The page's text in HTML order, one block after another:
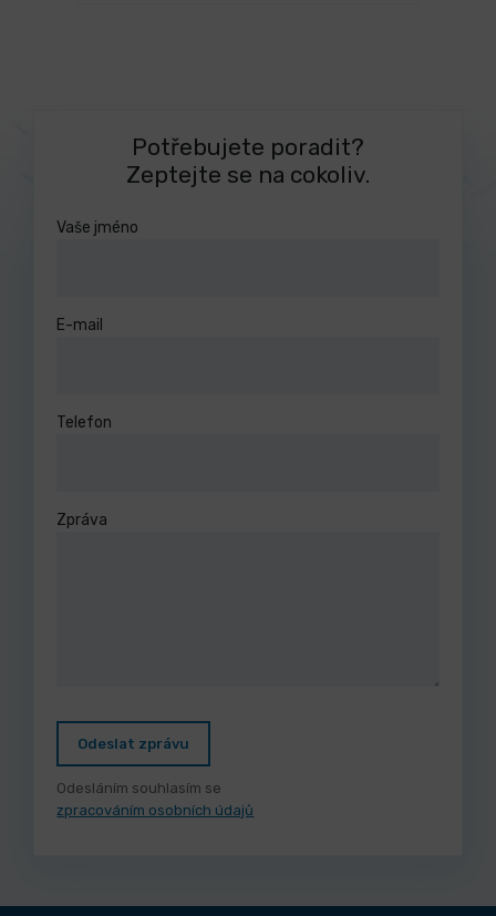
Potřebujete poradit?
Zeptejte se na cokoliv.
Vaše jméno
E-mail
Telefon
Zpráva
Odeslat zprávu
Odesláním souhlasím se
zpracováním osobních údajů